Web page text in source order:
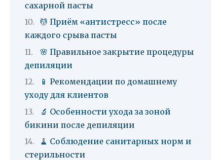
сахарной пасты
💆 Приём «антистресс» после
каждого срыва пасты
🌸 Правильное закрытие процедуры
депиляции
📱 Рекомендации по домашнему
уходу для клиентов
🔬 Особенности ухода за зоной
бикини после депиляции
🧹 Соблюдение санитарных норм и
стерильности